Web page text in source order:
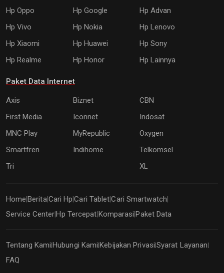
Hp Oppo
Hp Google
Hp Advan
Hp Vivo
Hp Nokia
Hp Lenovo
Hp Xiaomi
Hp Huawei
Hp Sony
Hp Realme
Hp Honor Hp Lainnya
Paket Data Internet
Axis Biznet
CBN
First Media
Iconnet
Indosat
MNC Play
MyRepublic
Oxygen
Smartfren
Indihome
Telkomsel
Tri
XL
Home BeritaCari Hp |Cari Tablet|Cari Smartwatch
Service Center Hp Tercepat Komparasi Paket Data
Tentang Kami Hubungi Kami Kebijakan Privasi Syarat Layanan
FAQ